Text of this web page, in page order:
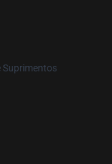
Suprimentos